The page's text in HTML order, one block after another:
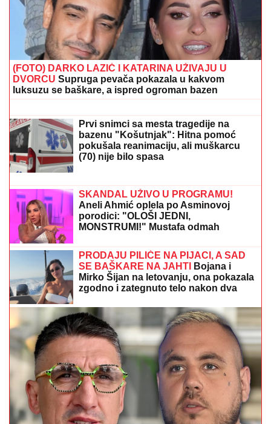
OLUJNI FRONT IDE KA SRBIJI:Stižu
jaki udari vetra i kiša, na udaru će biti
prvo ovi delovi naše zemlje
"MOJA LJUBAV JEDINA NA SVETU"
Dragan Stanković i dalje čuva
uspomene sa Jovanom Jeremić, zbog
nije preboleo
"IMAM NAJLEPŠU I NAJBOLJU MAJKU"Elma
Sinanović danas slavi rođendan, niko ne veruje da je
napunila ovoliko godina, ćerka joj se obratila
emotivnim rečima
PORODILA SE ZVEZDA GRANDA
Plavokosa pevačica donela na svet
sina, roditelji dali ime sa MOĆNIM
ZNAČENJEM
RAZVELA SE OD KOLEGE I
PROCVETALA
Pevačica u vrtoglavim
štiklama i haljini pripijenoj uz telo
pokazala figuru nakon dva porođaj
(Foto)